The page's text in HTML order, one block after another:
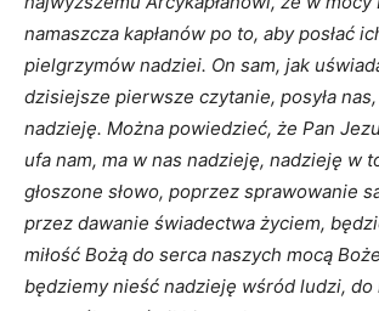
namaszcza kapłanów po to, aby posłać
pielgrzymów nadziei. On sam, jak
dzisiejsze pierwsze czytanie, posyła
nadzieję. Można powiedzieć, że Pan
ufa nam, ma w nas nadzieję, nadzieję w
głoszone słowo, poprzez sprawowanie
przez dawanie świadectwa życiem,
miłość Bożą do serca naszych mocą
będziemy nieść nadzieję wśród ludzi, do